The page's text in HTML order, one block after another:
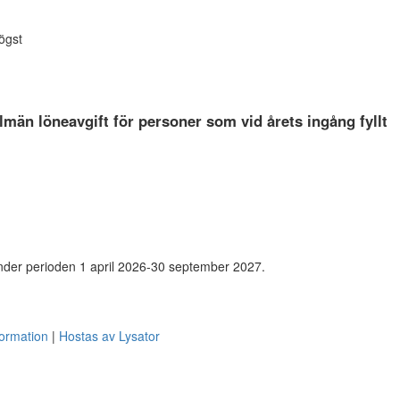
löneavgift för personer som vid årets ingång fyllt
perioden 1 april 2026-30 september 2027.
Hostas av Lysator